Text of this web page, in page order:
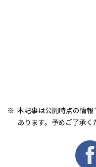
本記事は公開時点の情
あります。予めご了承く